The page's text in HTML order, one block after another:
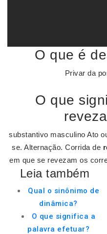
O que é
Privar da
O que
substantivo masculino Ato
se. Alternação. Corrida de
em que se revezam os
Leia também
Qual o sinônimo de
dinâmica?
O que significa a
palavra efetuar?